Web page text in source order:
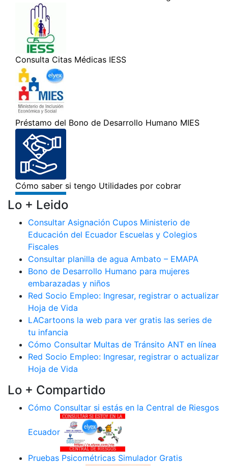
Lo + Leido
Consultar Asignación Cupos Ministerio de
Educación del Ecuador Escuelas y Colegios
Fiscales
Consultar planilla de agua Ambato – EMAPA
Bono de Desarrollo Humano para mujeres
embarazadas y niños
Red Socio Empleo: Ingresar, registrar o actualizar
Hoja de Vida
LACartoons la web para ver gratis las series de
tu infancia
Cómo Consultar Multas de Tránsito ANT en línea
Red Socio Empleo: Ingresar, registrar o actualizar
Hoja de Vida
Lo + Compartido
Cómo Consultar si estás en la Central de Riesgos
Ecuador
Pruebas Psicométricas Simulador Gratis